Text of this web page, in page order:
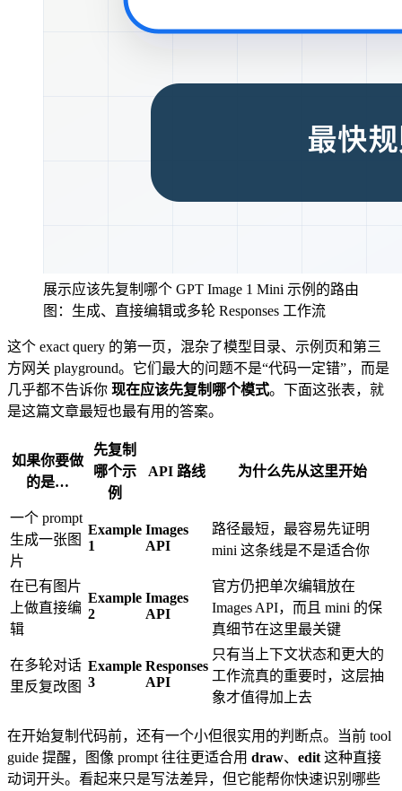
展示应该先复制哪个 GPT Image 1 Mini 示例的路由
图：生成、直接编辑或多轮 Responses 工作流
这个 exact query 的第一页，混杂了模型目录、示例页和第三
方网关 playground。它们最大的问题不是“代码一定错”，而是
几乎都不告诉你 现在应该先复制哪个模式。下面这张表，就
是这篇文章最短也最有用的答案。
如果你要做
的是…
先复制
哪个示
例
API 路线 为什么先从这里开始
一个 prompt
生成一张图
片
Example
1
Images
API
路径最短，最容易先证明
mini 这条线是不是适合你
在已有图片
上做直接编
辑
Example
2
Images
API
官方仍把单次编辑放在
Images API，而且 mini 的保
真细节在这里最关键
在多轮对话
里反复改图
Example
3
Responses
API
只有当上下文状态和更大的
工作流真的重要时，这层抽
象才值得加上去
在开始复制代码前，还有一个小但很实用的判断点。当前 tool
guide 提醒，图像 prompt 往往更适合用 draw、 edit 这种直接
动词开头。看起来只是写法差异，但它能帮你快速识别哪些